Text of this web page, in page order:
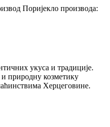
Поријекло производа:
укуса и традиције.
и природну козметику
Херцеговине.